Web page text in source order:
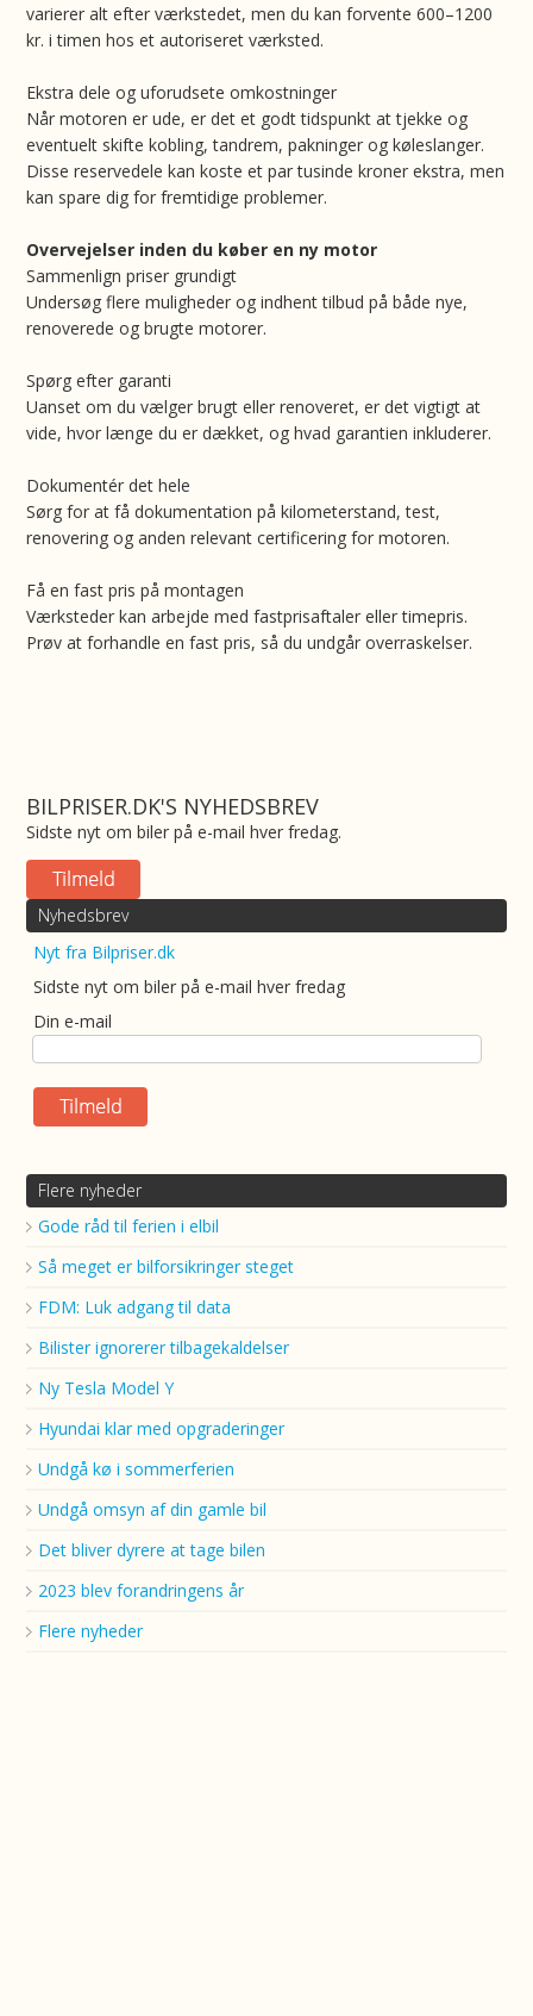
varierer alt efter værkstedet, men du kan forvente 600–1200
kr. i timen hos et autoriseret værksted.
Ekstra dele og uforudsete omkostninger
Når motoren er ude, er det et godt tidspunkt at tjekke og
eventuelt skifte kobling, tandrem, pakninger og køleslanger.
Disse reservedele kan koste et par tusinde kroner ekstra, men
kan spare dig for fremtidige problemer.
Overvejelser inden du køber en ny motor
Sammenlign priser grundigt
Undersøg flere muligheder og indhent tilbud på både nye,
renoverede og brugte motorer.
Spørg efter garanti
Uanset om du vælger brugt eller renoveret, er det vigtigt at
vide, hvor længe du er dækket, og hvad garantien inkluderer.
Dokumentér det hele
Sørg for at få dokumentation på kilometerstand, test,
renovering og anden relevant certificering for motoren.
Få en fast pris på montagen
Værksteder kan arbejde med fastprisaftaler eller timepris.
Prøv at forhandle en fast pris, så du undgår overraskelser.
BILPRISER.DK'S NYHEDSBREV
Sidste nyt om biler på e-mail hver fredag.
Nyhedsbrev
Nyt fra Bilpriser.dk
Sidste nyt om biler på e-mail hver fredag
Din e-mail
Flere nyheder
Gode råd til ferien i elbil
Så meget er bilforsikringer steget
FDM: Luk adgang til data
Bilister ignorerer tilbagekaldelser
Ny Tesla Model Y
Hyundai klar med opgraderinger
Undgå kø i sommerferien
Undgå omsyn af din gamle bil
Det bliver dyrere at tage bilen
2023 blev forandringens år
Flere nyheder